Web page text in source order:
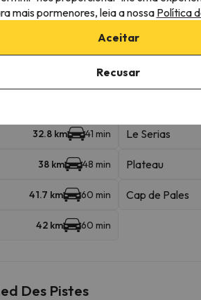
31.3 km 46 min
32.8 km 41 min Le Serias
38 km 48 min Plateau
41.7 km 60 min Cap de Pales
42 km 60 min
Des Pistes
mais pormenores, leia a nossa Política
Aceitar
Recusar